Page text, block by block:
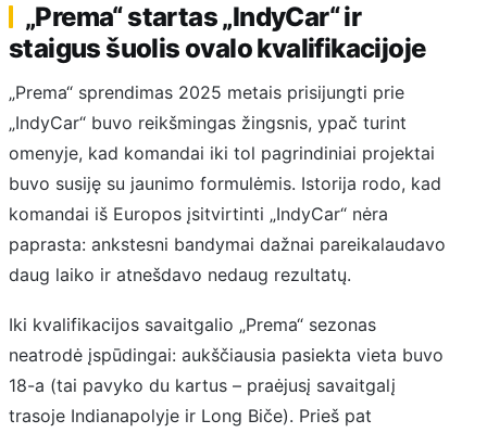
„Prema“ startas „IndyCar“ ir
staigus šuolis ovalo kvalifikacijoje
„Prema“ sprendimas 2025 metais prisijungti prie
„IndyCar“ buvo reikšmingas žingsnis, ypač turint
omenyje, kad komandai iki tol pagrindiniai projektai
buvo susiję su jaunimo formulėmis. Istorija rodo, kad
komandai iš Europos įsitvirtinti „IndyCar“ nėra
paprasta: ankstesni bandymai dažnai pareikalaudavo
daug laiko ir atnešdavo nedaug rezultatų.
Iki kvalifikacijos savaitgalio „Prema“ sezonas
neatrodė įspūdingai: aukščiausia pasiekta vieta buvo
18-a (tai pavyko du kartus – praėjusį savaitgalį
trasoje Indianapolyje ir Long Biče). Prieš pat